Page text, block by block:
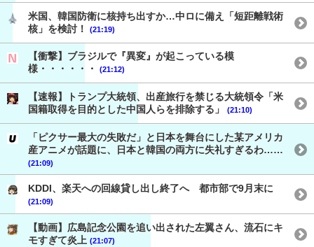
米国、韓国防衛に核持ち出すか…中ロに備え「短距離戦術
核」を検討！
(21:19)
【衝撃】ブラジルで『異変』が起こっている模
様・・・・・・
(21:12)
【速報】トランプ大統領、出産旅行を禁じる大統領令「米
国籍取得を目的とした中国人らを排除する」
(21:10)
「ピクサー最大の失敗だ」と日本を舞台にした某アメリカ
産アニメが話題に、日本と韓国の両方に失礼すぎるわ……
(21:09)
KDDI、楽天への回線貸し出し終了へ 都市部で9月末に
(21:09)
【動画】広島記念公園を追い出された左翼さん、流石にキ
モすぎて炎上 (21:07)